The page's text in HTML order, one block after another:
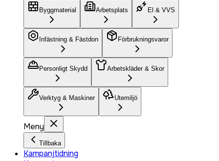
Byggmaterial Arbetsplats El & VVS
Infästning & Fästdon Förbrukningsvaror
Personligt Skydd Arbetskläder & Skor
Verktyg & Maskiner Utemiljö
Meny
Tillbaka
Kampanjtidning